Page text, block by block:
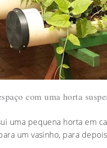
com uma horta
uma pequena horta em
um vasinho, para